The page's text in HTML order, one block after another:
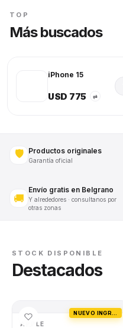
TOP
Más buscados
iPhone 15
USD 775 ⇄
🛡️ Productos originales
Garantía oficial
🚚
Envío gratis en Belgrano
Y alrededores · consultanos por
otras zonas
STOCK DISPONIBLE
Destacados
APPLE